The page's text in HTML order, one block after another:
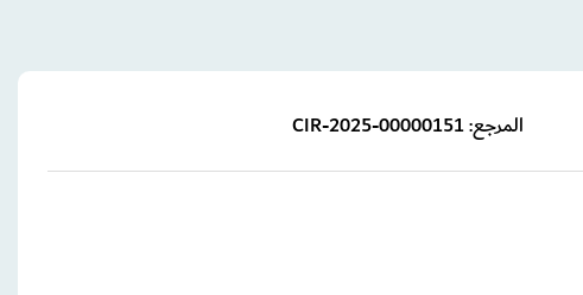
المرجع:CIR-2025-00000151